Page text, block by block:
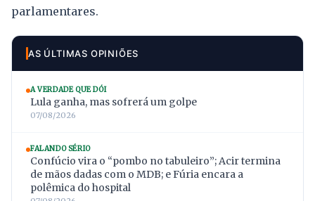
parlamentares.
AS ÚLTIMAS OPINIÕES
A VERDADE QUE DÓI
Lula ganha, mas sofrerá um golpe
07/08/2026
FALANDO SÉRIO
Confúcio vira o “pombo no tabuleiro”; Acir termina
de mãos dadas com o MDB; e Fúria encara a
polêmica do hospital